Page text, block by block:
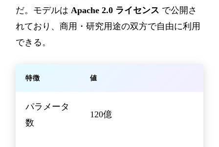
だ。モデルは Apache 2.0 ライセンス で公開さ
れており、商用・研究用途の双方で自由に利用
できる。
特徴 値
パラメータ
数
120億